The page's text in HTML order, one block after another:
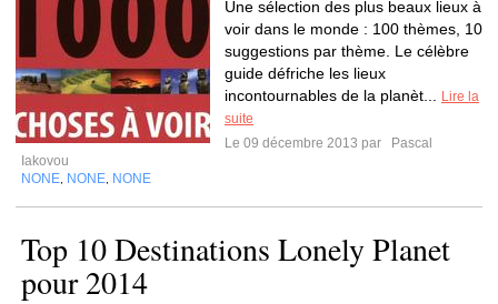
Une sélection des plus beaux lieux à
voir dans le monde : 100 thèmes, 10
suggestions par thème. Le célèbre
guide défriche les lieux
incontournables de la planèt...
Lire la
suite
Le 09 décembre 2013 par
Pascal
Iakovou
NONE NONE NONE
Top 10 Destinations Lonely Planet
pour 2014